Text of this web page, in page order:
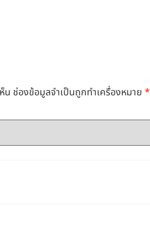
น ช่องข้อมูลจำเป็นถูกทำเครื่องหมาย*